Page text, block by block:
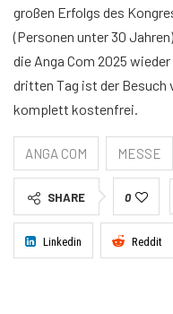
großen Erfolgs des
(Personen unter 30
die Anga Com 2025
dritten Tag ist der Besuch
komplett kostenfrei.
ANGA COM MESSE
SHARE 0
Linkedin Reddit